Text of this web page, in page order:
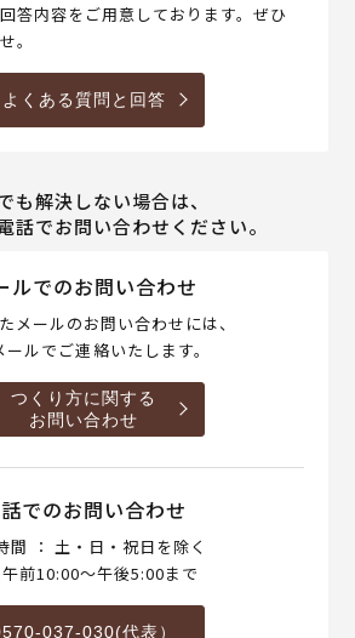
答内容をご用意しております。ぜひ
。
よくある質問と回答
も解決しない場合は、
話でお問い合わせください。
ルでのお問い合わせ
メールのお問い合わせには、
ールでご連絡いたします。
つくり方に関する
お問い合わせ
でのお問い合わせ
間 ： 土・日・祝日を除く
前10:00～午後5:00まで
037-030(代表）